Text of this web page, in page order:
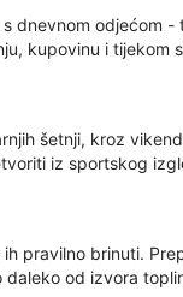
dnevnom odjećom -
kupovinu i tijekom
šetnji, kroz
iz sportskog
pravilno brinuti.
od izvora